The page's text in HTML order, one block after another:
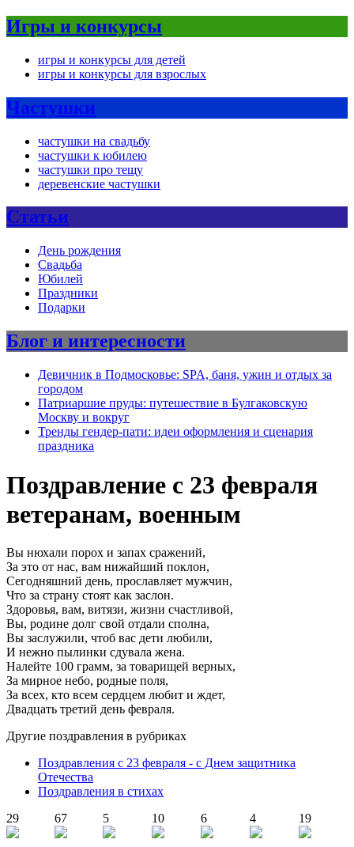
Игры и конкурсы
игры и конкурсы для детей
игры и конкурсы для взрослых
Частушки
частушки на свадьбу
частушки к юбилею
частушки про тещу
деревенские частушки
Статьи
День рождения
Свадьба
Юбилей
Праздники
Подарки
Блог и интересности
Девичник в Подмосковье: SPA, баня, ужин и отдых за
городом
Патриаршие пруды: путешествие в Булгаковскую
Москву и вокруг
Тренды гендер-пати: идеи оформления и сценария
праздника
Поздравление с 23 февраля
ветеранам, военным
Вы нюхали порох и запах сражений,
За это от нас, вам нижайший поклон,
Сегодняшний день, прославляет мужчин,
Что за страну стоят как заслон.
Здоровья, вам, витязи, жизни счастливой,
Вы, родине долг свой отдали сполна,
Вы заслужили, чтоб вас дети любили,
И нежно пылинки сдувала жена.
Налейте 100 грамм, за товарищей верных,
За мирное небо, родные поля,
За всех, кто всем сердцем любит и ждет,
Двадцать третий день февраля.
Другие поздравления в рубриках
Поздравления с 23 февраля - с Днем защитника
Отечества
Поздравления в стихах
29
67 5 10 6 4 19